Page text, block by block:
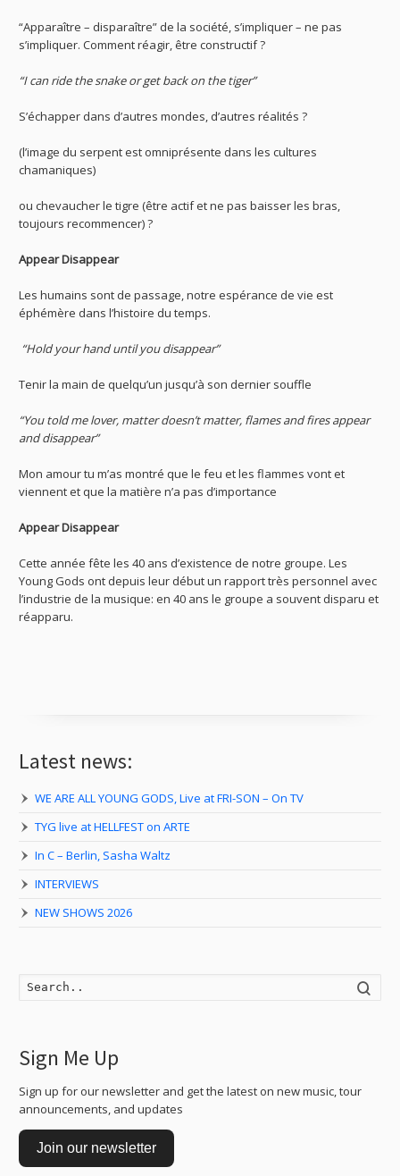
“Apparaître – disparaître” de la société, s’impliquer – ne pas
s’impliquer. Comment réagir, être constructif ?
“I can ride the snake or get back on the tiger”
S’échapper dans d’autres mondes, d’autres réalités ?
(l’image du serpent est omniprésente dans les cultures
chamaniques)
ou chevaucher le tigre (être actif et ne pas baisser les bras,
toujours recommencer) ?
Appear Disappear
Les humains sont de passage, notre espérance de vie est
éphémère dans l’histoire du temps.
“Hold your hand until you disappear”
Tenir la main de quelqu’un jusqu’à son dernier souffle
“You told me lover, matter doesn’t matter, flames and fires appear
and disappear”
Mon amour tu m’as montré que le feu et les flammes vont et
viennent et que la matière n’a pas d’importance
Appear Disappear
Cette année fête les 40 ans d’existence de notre groupe. Les
Young Gods ont depuis leur début un rapport très personnel avec
l’industrie de la musique: en 40 ans le groupe a souvent disparu et
réapparu.
Latest news:
WE ARE ALL YOUNG GODS, Live at FRI-SON – On TV
TYG live at HELLFEST on ARTE
In C – Berlin, Sasha Waltz
INTERVIEWS
NEW SHOWS 2026
Sign Me Up
Sign up for our newsletter and get the latest on new music, tour
announcements, and updates
Join our newsletter